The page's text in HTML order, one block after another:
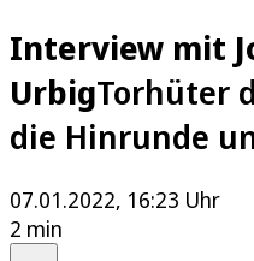
Interview mit
UrbigTorhüter
die Hinrunde
07.01.2022, 16:23 Uhr
2 min